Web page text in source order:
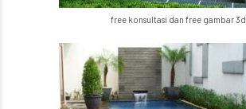
free konsultasi dan free gambar 3d